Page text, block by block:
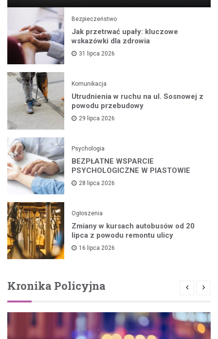
Bezpieczeństwo
Jak przetrwać upały: kluczowe
wskazówki dla zdrowia
31 lipca 2026
Komunikacja
Utrudnienia w ruchu na ul. Sosnowej z
powodu przebudowy
29 lipca 2026
Psychologia
BEZPŁATNE WSPARCIE
PSYCHOLOGICZNE W PIASTOWIE
28 lipca 2026
Ogłoszenia
Zmiany w kursach autobusów od 20
lipca z powodu remontu ulicy
16 lipca 2026
Kronika Policyjna